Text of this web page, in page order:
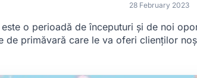
28 February 2023
este o perioadă de începuturi și de noi
de primăvară care le va oferi clienților